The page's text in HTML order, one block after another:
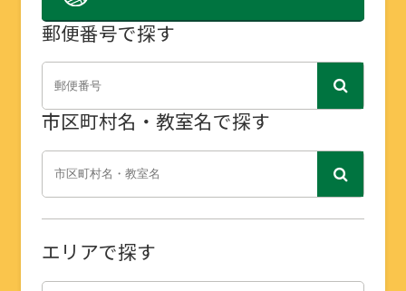
郵便番号で探す
市区町村名・教室名で探す
エリアで探す